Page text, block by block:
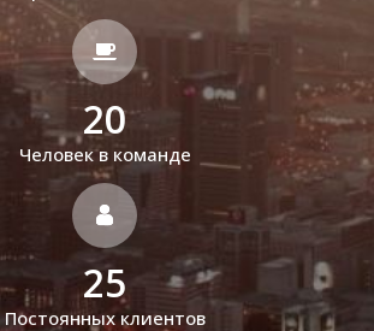
20
Человек в команде
25
Постоянных клиентов